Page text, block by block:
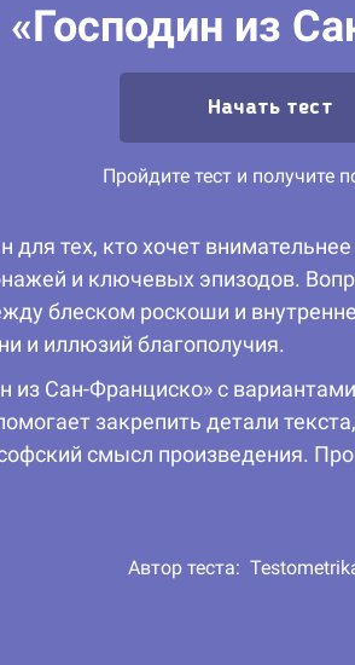
«Господин из
Начать тест
Пройдите тест и получите
для тех, кто хочет
и ключевых эпизодов.
блеском роскоши и
и иллюзий благополучия.
из Сан-Франциско» с
закрепить детали
смысл произведения.
Автор теста: